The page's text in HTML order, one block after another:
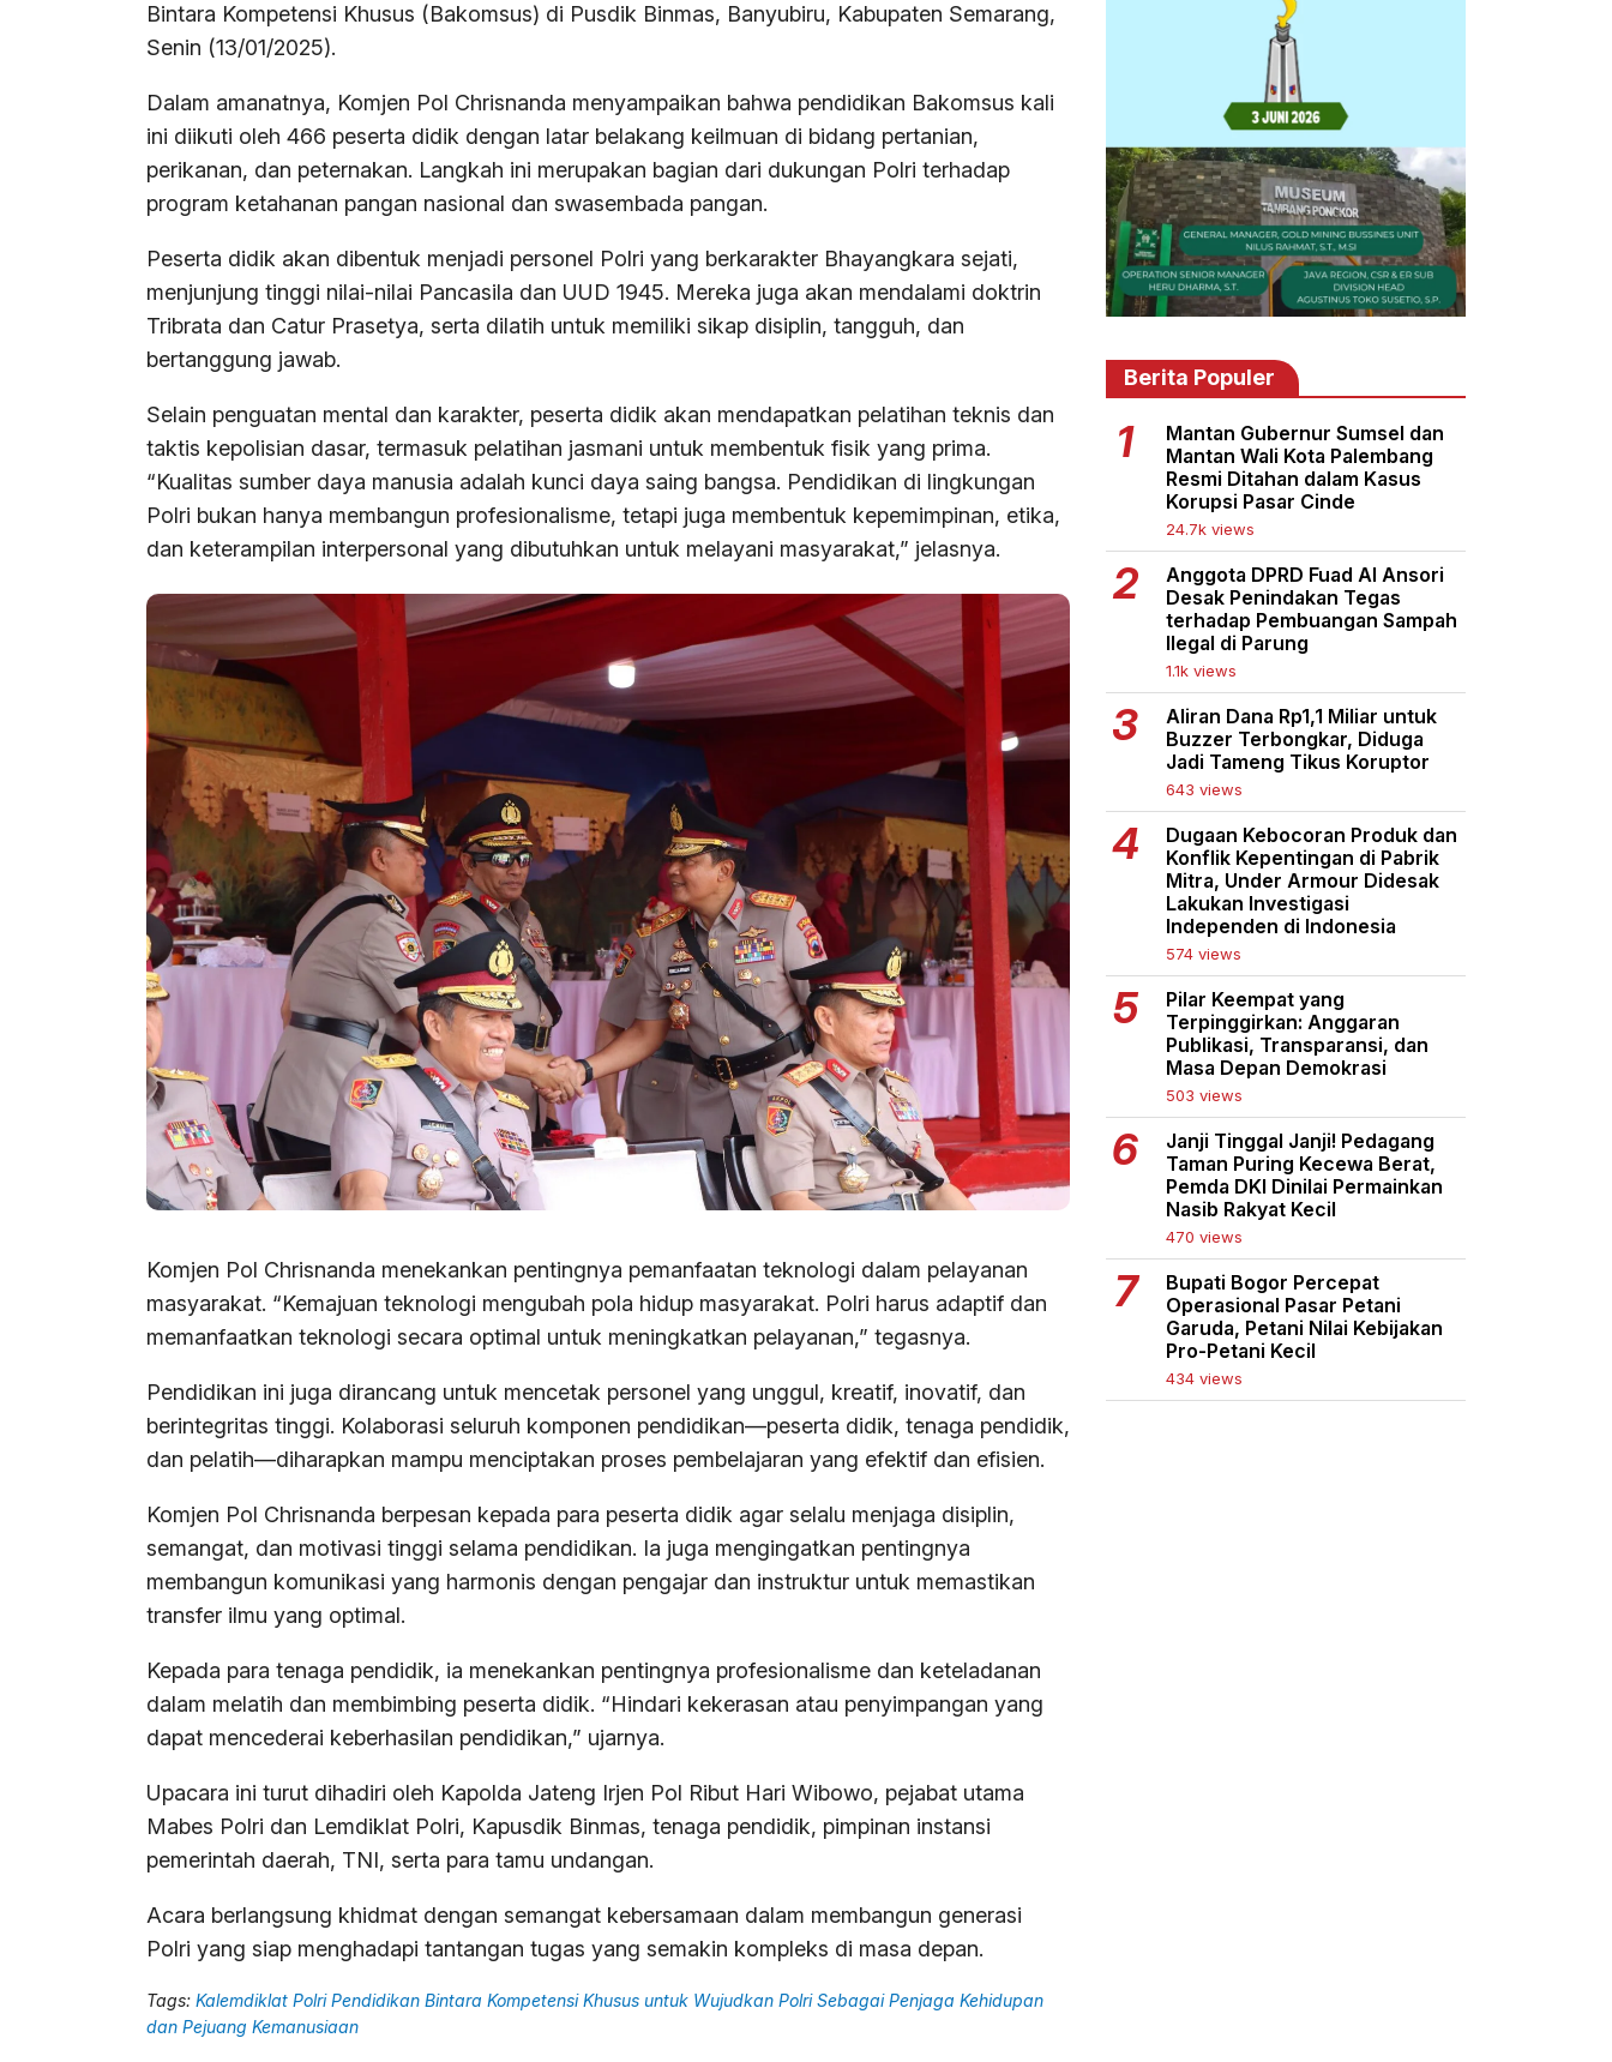
Bintara Kompetensi Khusus (Bakomsus) di Pusdik Binmas, Banyubiru, Kabupaten Semarang,
Senin (13/01/2025).
Dalam amanatnya, Komjen Pol Chrisnanda menyampaikan bahwa pendidikan Bakomsus kali
ini diikuti oleh 466 peserta didik dengan latar belakang keilmuan di bidang pertanian,
perikanan, dan peternakan. Langkah ini merupakan bagian dari dukungan Polri terhadap
program ketahanan pangan nasional dan swasembada pangan.
Peserta didik akan dibentuk menjadi personel Polri yang berkarakter Bhayangkara sejati,
menjunjung tinggi nilai-nilai Pancasila dan UUD 1945. Mereka juga akan mendalami doktrin
Tribrata dan Catur Prasetya, serta dilatih untuk memiliki sikap disiplin, tangguh, dan
bertanggung jawab.
Selain penguatan mental dan karakter, peserta didik akan mendapatkan pelatihan teknis dan
taktis kepolisian dasar, termasuk pelatihan jasmani untuk membentuk fisik yang prima.
“Kualitas sumber daya manusia adalah kunci daya saing bangsa. Pendidikan di lingkungan
Polri bukan hanya membangun profesionalisme, tetapi juga membentuk kepemimpinan, etika,
dan keterampilan interpersonal yang dibutuhkan untuk melayani masyarakat,” jelasnya.
Komjen Pol Chrisnanda menekankan pentingnya pemanfaatan teknologi dalam pelayanan
masyarakat. “Kemajuan teknologi mengubah pola hidup masyarakat. Polri harus adaptif dan
memanfaatkan teknologi secara optimal untuk meningkatkan pelayanan,” tegasnya.
Pendidikan ini juga dirancang untuk mencetak personel yang unggul, kreatif, inovatif, dan
berintegritas tinggi. Kolaborasi seluruh komponen pendidikan—peserta didik, tenaga pendidik,
dan pelatih—diharapkan mampu menciptakan proses pembelajaran yang efektif dan efisien.
Komjen Pol Chrisnanda berpesan kepada para peserta didik agar selalu menjaga disiplin,
semangat, dan motivasi tinggi selama pendidikan. Ia juga mengingatkan pentingnya
membangun komunikasi yang harmonis dengan pengajar dan instruktur untuk memastikan
transfer ilmu yang optimal.
Kepada para tenaga pendidik, ia menekankan pentingnya profesionalisme dan keteladanan
dalam melatih dan membimbing peserta didik. “Hindari kekerasan atau penyimpangan yang
dapat mencederai keberhasilan pendidikan,” ujarnya.
Upacara ini turut dihadiri oleh Kapolda Jateng Irjen Pol Ribut Hari Wibowo, pejabat utama
Mabes Polri dan Lemdiklat Polri, Kapusdik Binmas, tenaga pendidik, pimpinan instansi
pemerintah daerah, TNI, serta para tamu undangan.
Acara berlangsung khidmat dengan semangat kebersamaan dalam membangun generasi
Polri yang siap menghadapi tantangan tugas yang semakin kompleks di masa depan.
Tags: Kalemdiklat Polri Pendidikan Bintara Kompetensi Khusus untuk Wujudkan Polri Sebagai Penjaga Kehidupan
dan Pejuang Kemanusiaan
Berita Populer
Mantan Gubernur Sumsel dan
Mantan Wali Kota Palembang
Resmi Ditahan dalam Kasus
Korupsi Pasar Cinde
24.7k views
Anggota DPRD Fuad Al Ansori
Desak Penindakan Tegas
terhadap Pembuangan Sampah
Ilegal di Parung
1.1k views
Aliran Dana Rp1,1 Miliar untuk
Buzzer Terbongkar, Diduga
Jadi Tameng Tikus Koruptor
643 views
Dugaan Kebocoran Produk dan
Konflik Kepentingan di Pabrik
Mitra, Under Armour Didesak
Lakukan Investigasi
Independen di Indonesia
574 views
Pilar Keempat yang
Terpinggirkan: Anggaran
Publikasi, Transparansi, dan
Masa Depan Demokrasi
503 views
Janji Tinggal Janji! Pedagang
Taman Puring Kecewa Berat,
Pemda DKI Dinilai Permainkan
Nasib Rakyat Kecil
470 views
Bupati Bogor Percepat
Operasional Pasar Petani
Garuda, Petani Nilai Kebijakan
Pro-Petani Kecil
434 views